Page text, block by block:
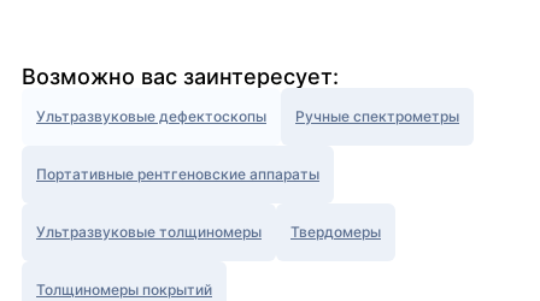
Возможно вас заинтересует:
Ультразвуковые дефектоскопы Ручные спектрометры
Портативные рентгеновские аппараты
Ультразвуковые толщиномеры Твердомеры
Толщиномеры покрытий